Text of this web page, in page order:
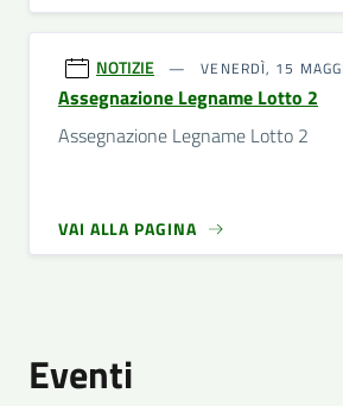
NOTIZIE VENERDÌ, 15
Assegnazione Legname Lotto 2
Assegnazione Legname Lotto 2
VAI ALLA PAGINA
Eventi